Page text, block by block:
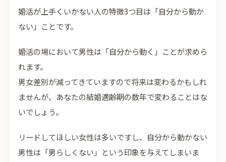
婚活が上手くいかない人の特徴3つ目は「自分から動か
ない」ことです。
婚活の場において男性は「自分から動く」ことが求めら
れます。
男女差別が減ってきていますので将来は変わるかもしれ
ませんが、あなたの結婚適齢期の数年で変わることはな
いでしょう。
リードしてほしい女性は多いですし、自分から動かない
男性は「男らしくない」という印象を与えてしまいま